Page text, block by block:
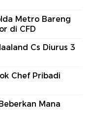
Metro Bareng
di CFD
Cs Diurus 3
Chef Pribadi
Mana